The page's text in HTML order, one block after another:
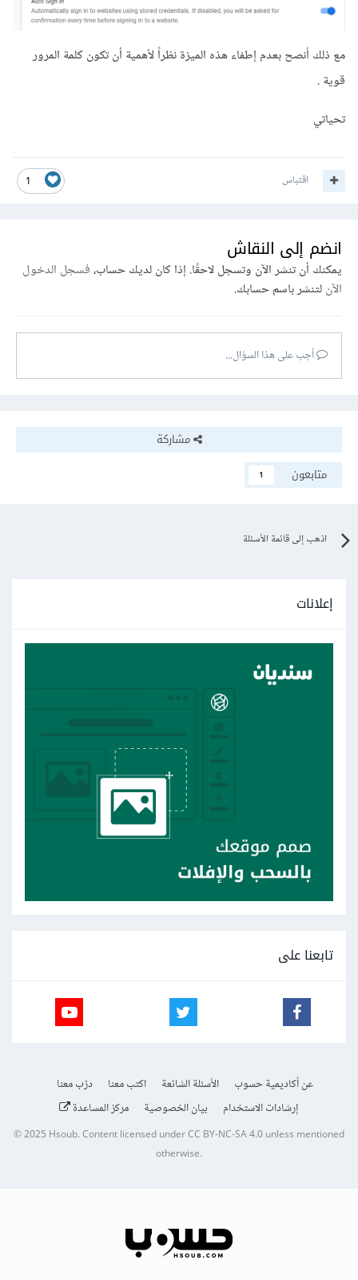
مع ذلك أنصح بعدم إطفاء هذه الميزة نظراً لأهمية أن تكون كلمة المرور
قوية .
تحياتي
1 اقتباس
انضم إلى النقاش
يمكنك أن تنشر الآن وتسجل لاحقًا. إذا كان لديك حساب،فسجل الدخول
الآنلتنشر باسم حسابك.
أجب على هذا السؤال...
مشاركة
متابعون
1
اذهب إلى قائمة الأسئلة
إعلانات
تابعنا على
عن أكاديمية حسوب الأسئلة الشائعة اكتب معنا
درّب معنا
إرشادات الاستخدام
بيان الخصوصية مركز المساعدة
© 2025Hsoub.Content licensed underCC BY-NC-SA 4.0unless mentioned
otherwise.